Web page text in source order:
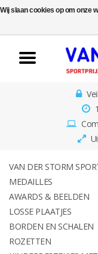
Home
Van der Storm
Sportprijzen
Awards & Beelden
Losse Plaatjes
Borden en schalen
Rozetten
VAN DER STORM
MEDAILLES
AWARDS & BEELDEN
LOSSE PLAATJES
BORDEN EN SCHALEN
ROZETTEN
Wij slaan cookies op om onze